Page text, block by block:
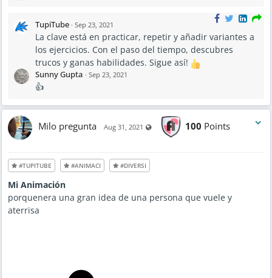
TupiTube · Sep 23, 2021
La clave está en practicar, repetir y añadir variantes a
los ejercicios. Con el paso del tiempo, descubres
trucos y ganas habilidades. Sigue así!
Sunny Gupta · Sep 23, 2021
👍
Milo pregunta Aug 31, 2021 Visible also to unregistered users
100 Points
#TUPITUBE #ANIMACI #DIVERSI
Mi Animación
porquenera una gran idea de una persona que vuele y
aterrisa